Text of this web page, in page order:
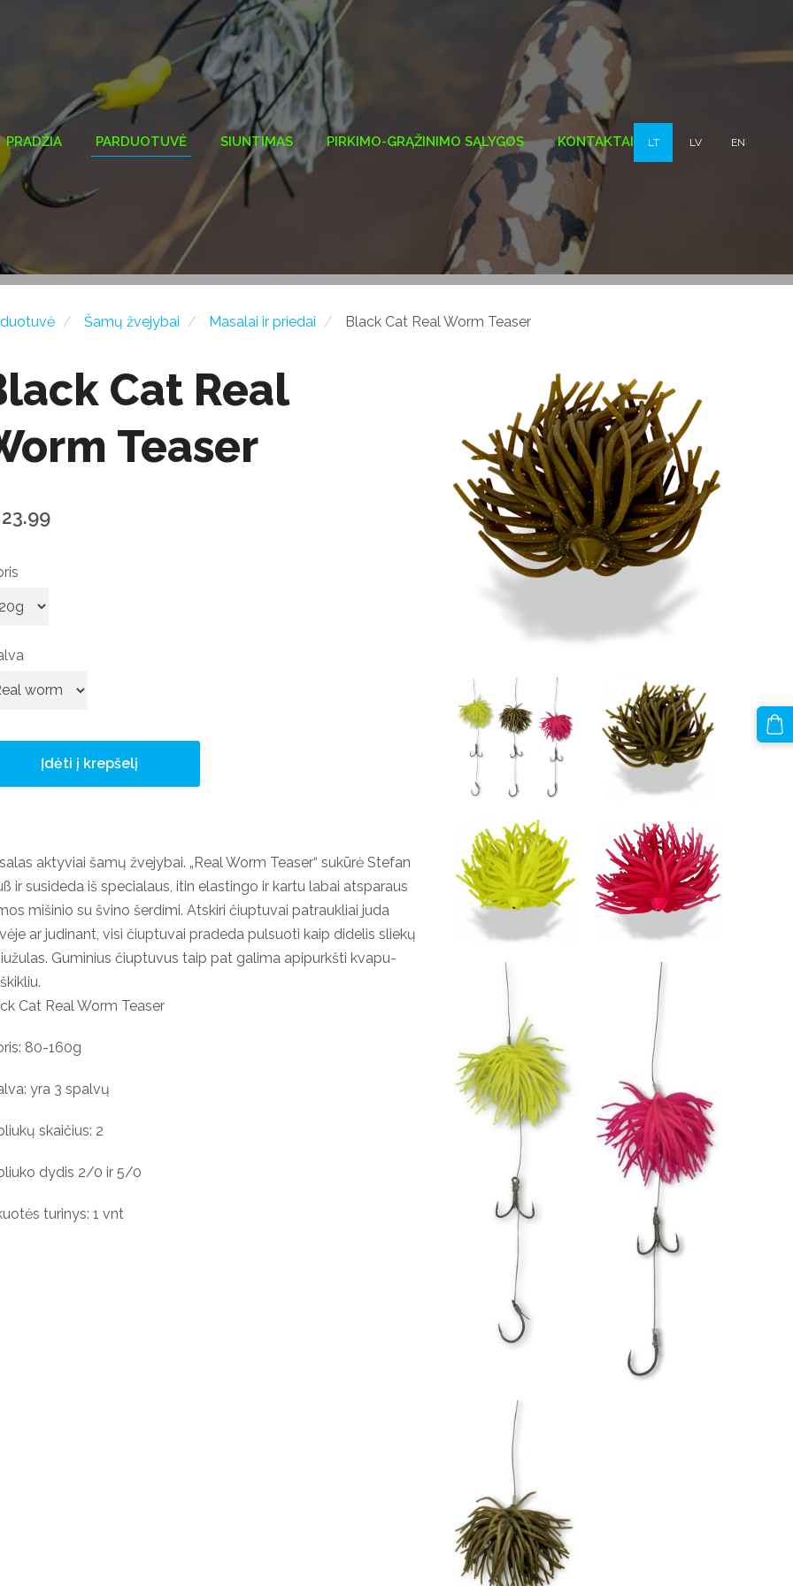
PRADŽIA PARDUOTUVĖ SIUNTIMAS PIRKIMO-GRĄŽINIMO SĄLYGOS KONTAKTAI LT LV EN
Šamų žvejybai Masalai ir priedai Black Cat Real Worm Teaser
Cat Real
Teaser
Įdėti į krepšelį
aktyviai šamų žvejybai. „Real Worm Teaser“ sukūrė Stefan
ir susideda iš specialaus, itin elastingo ir kartu labai atsparaus
mišinio su švino šerdimi. Atskiri čiuptuvai patraukliai juda
ar judinant, visi čiuptuvai pradeda pulsuoti kaip didelis sliekų
Guminius čiuptuvus taip pat galima apipurkšti kvapu-
Cat Real Worm Teaser
80-160g
yra 3 spalvų
skaičius: 2
dydis 2/0 ir 5/0
turinys: 1 vnt